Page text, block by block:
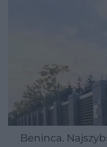
Beninca.